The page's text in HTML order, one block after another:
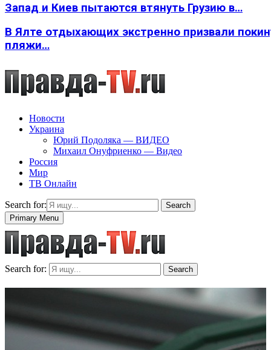
Запад и Киев пытаются втянуть Грузию в…
В Ялте отдыхающих экстренно призвали
пляжи…
Новости
Украина
Юрий Подоляка — ВИДЕО
Михаил Онуфриенко — Видео
Россия
Мир
ТВ Онлайн
Search for:
Search
Primary Menu
Search for: Search